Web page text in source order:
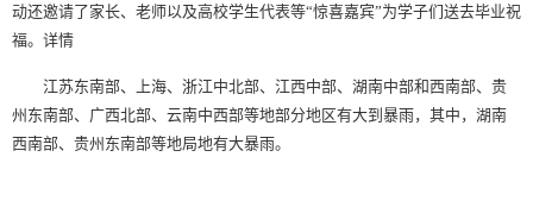
动还邀请了家长、老师以及高校学生代表等“惊喜嘉宾”为学子们送去毕业祝
福。详情
江苏东南部、上海、浙江中北部、江西中部、湖南中部和西南部、贵
州东南部、广西北部、云南中西部等地部分地区有大到暴雨，其中，湖南
西南部、贵州东南部等地局地有大暴雨。